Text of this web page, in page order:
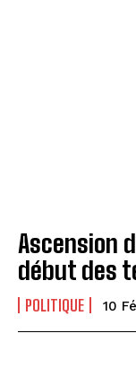
Ascension
début des
POLITIQUE 10